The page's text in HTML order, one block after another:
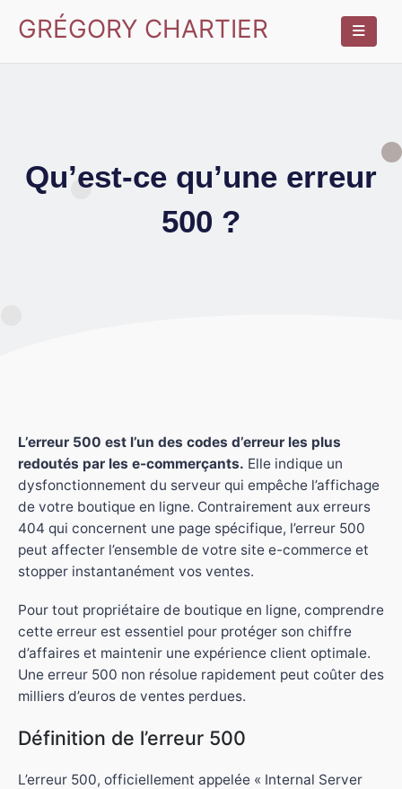
GRÉGORY CHARTIER
Qu’est-ce qu’une erreur
500 ?
L’erreur 500 est l’un des codes d’erreur les plus
redoutés par les e-commerçants. Elle indique un
dysfonctionnement du serveur qui empêche l’affichage
de votre boutique en ligne. Contrairement aux erreurs
404 qui concernent une page spécifique, l’erreur 500
peut affecter l’ensemble de votre site e-commerce et
stopper instantanément vos ventes.
Pour tout propriétaire de boutique en ligne, comprendre
cette erreur est essentiel pour protéger son chiffre
d’affaires et maintenir une expérience client optimale.
Une erreur 500 non résolue rapidement peut coûter des
milliers d’euros de ventes perdues.
Définition de l’erreur 500
L’erreur 500, officiellement appelée « Internal Server